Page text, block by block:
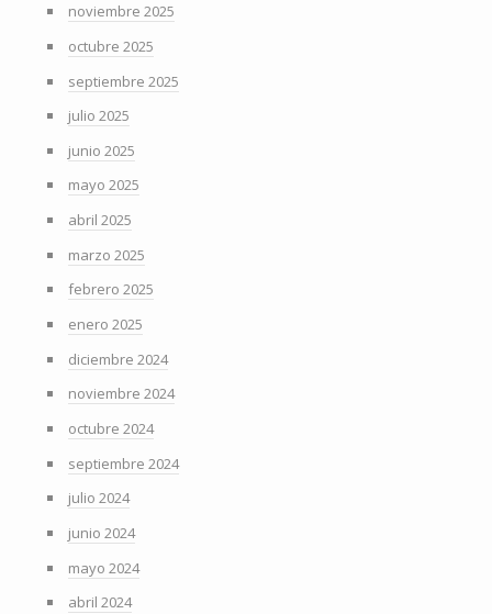
noviembre 2025
octubre 2025
septiembre 2025
julio 2025
junio 2025
mayo 2025
abril 2025
marzo 2025
febrero 2025
enero 2025
diciembre 2024
noviembre 2024
octubre 2024
septiembre 2024
julio 2024
junio 2024
mayo 2024
abril 2024